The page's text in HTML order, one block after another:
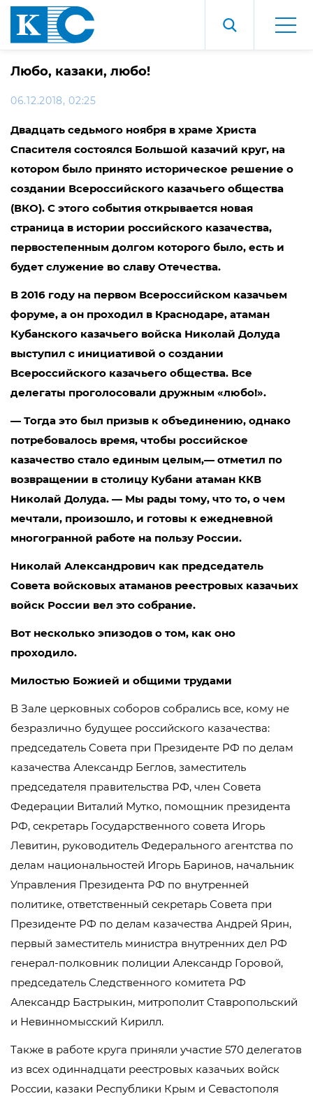
Любо, казаки, любо!
06.12.2018, 02:25
Двадцать седьмого ноября в храме Христа
Спасителя состоялся Большой казачий круг, на
котором было принято историческое решение о
создании Всероссийского казачьего общества
(ВКО). С этого события открывается новая
страница в истории российского казачества,
первостепенным долгом которого было, есть и
будет служение во славу Отечества.
В 2016 году на первом Всероссийском казачьем
форуме, а он проходил в Краснодаре, атаман
Кубанского казачьего войска Николай Долуда
выступил с инициативой о создании
Всероссийского казачьего общества. Все
делегаты проголосовали дружным «любо!».
— Тогда это был призыв к объединению, однако
потребовалось время, чтобы российское
казачество стало единым целым,— отметил по
возвращении в столицу Кубани атаман ККВ
Николай Долуда. — Мы рады тому, что то, о чем
мечтали, произошло, и готовы к ежедневной
многогранной работе на пользу России.
Николай Александрович как председатель
Совета войсковых атаманов реестровых казачьих
войск России вел это собрание.
Вот несколько эпизодов о том, как оно
проходило.
Милостью Божией и общими трудами
В Зале церковных соборов собрались все, кому не
безразлично будущее российского казачества:
председатель Совета при Президенте РФ по делам
казачества Александр Беглов, заместитель
председателя правительства РФ, член Совета
Федерации Виталий Мутко, помощник президента
РФ, секретарь Государственного совета Игорь
Левитин, руководитель Федерального агентства по
делам национальностей Игорь Баринов, начальник
Управления Президента РФ по внутренней
политике, ответственный секретарь Совета при
Президенте РФ по делам казачества Андрей Ярин,
первый заместитель министра внутренних дел РФ
генерал-полковник полиции Александр Горовой,
председатель Следственного комитета РФ
Александр Бастрыкин, митрополит Ставропольский
и Невинномысский Кирилл.
Также в работе круга приняли участие 570 делегатов
из всех одиннадцати реестровых казачьих войск
России, казаки Республики Крым и Севастополя